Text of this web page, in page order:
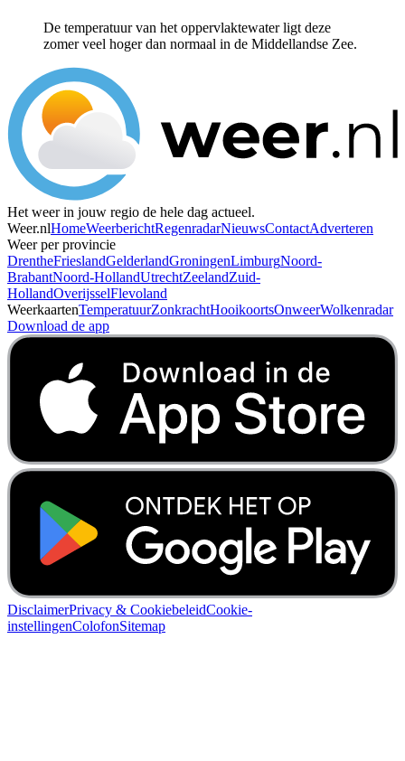
De temperatuur van het oppervlaktewater ligt deze
zomer veel hoger dan normaal in de Middellandse Zee.
Het weer in jouw regio de hele dag actueel.
Weer.nlHomeWeerberichtRegenradarNieuwsContactAdverteren
Weer per provincie
DrentheFrieslandGelderlandGroningenLimburgNoord-
BrabantNoord-HollandUtrechtZeelandZuid-
HollandOverijsselFlevoland
WeerkaartenTemperatuurZonkrachtHooikoortsOnweerWolkenradar
Download de app
DisclaimerPrivacy & CookiebeleidCookie-
instellingenColofonSitemap